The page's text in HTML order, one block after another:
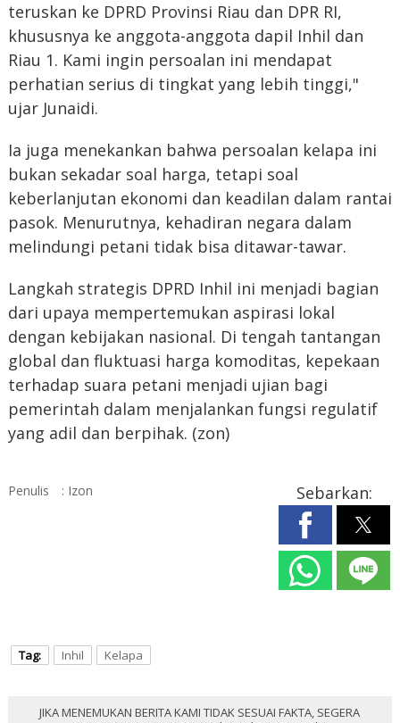
teruskan ke DPRD Provinsi Riau dan DPR RI,
khususnya ke anggota-anggota dapil Inhil dan
Riau 1. Kami ingin persoalan ini mendapat
perhatian serius di tingkat yang lebih tinggi,"
ujar Junaidi.
Ia juga menekankan bahwa persoalan kelapa ini
bukan sekadar soal harga, tetapi soal
keberlanjutan ekonomi dan keadilan dalam rantai
pasok. Menurutnya, kehadiran negara dalam
melindungi petani tidak bisa ditawar-tawar.
Langkah strategis DPRD Inhil ini menjadi bagian
dari upaya mempertemukan aspirasi lokal
dengan kebijakan nasional. Di tengah tantangan
global dan fluktuasi harga komoditas, kepekaan
terhadap suara petani menjadi ujian bagi
pemerintah dalam menjalankan fungsi regulatif
yang adil dan berpihak. (zon)
Penulis : Izon Sebarkan:
Tag: Inhil Kelapa
JIKA MENEMUKAN BERITA KAMI TIDAK SESUAI FAKTA, SEGERA